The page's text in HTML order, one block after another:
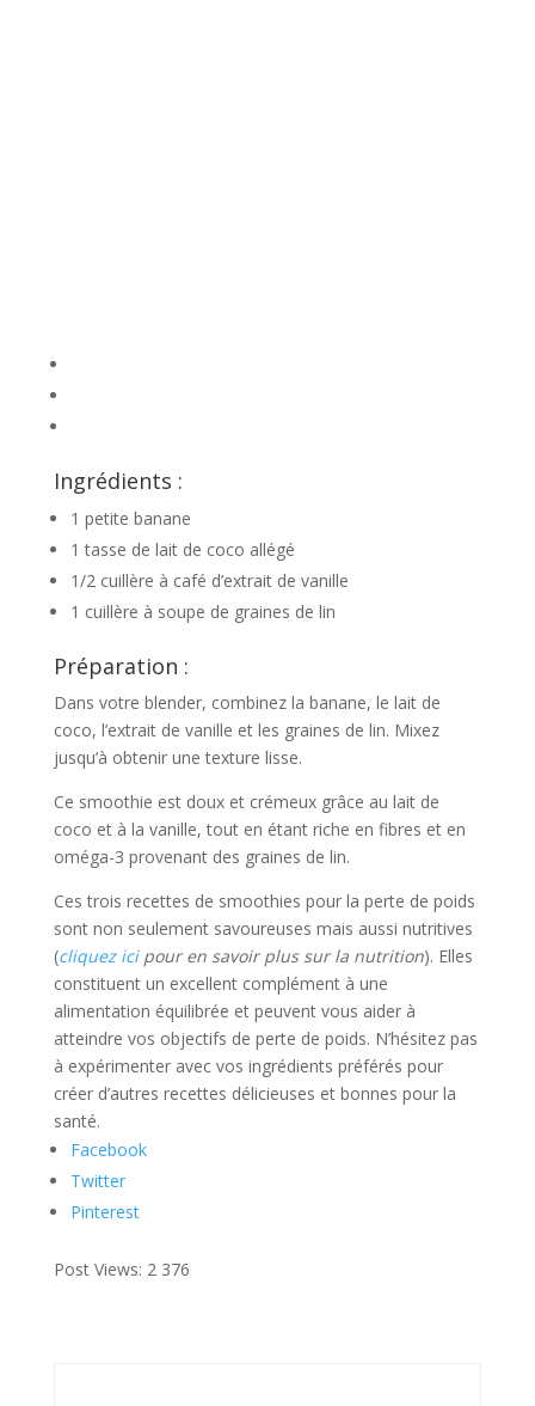
Ingrédients :
1 petite banane
1 tasse de lait de coco allégé
1/2 cuillère à café d’extrait de vanille
1 cuillère à soupe de graines de lin
Préparation :
Dans votre blender, combinez la banane, le lait de
coco, l’extrait de vanille et les graines de lin. Mixez
jusqu’à obtenir une texture lisse.
Ce smoothie est doux et crémeux grâce au lait de
coco et à la vanille, tout en étant riche en fibres et en
oméga-3 provenant des graines de lin.
Ces trois recettes de smoothies pour la perte de poids
sont non seulement savoureuses mais aussi nutritives
(cliquez icipour en savoir plus sur la nutrition). Elles
constituent un excellent complément à une
alimentation équilibrée et peuvent vous aider à
atteindre vos objectifs de perte de poids. N’hésitez pas
à expérimenter avec vos ingrédients préférés pour
créer d’autres recettes délicieuses et bonnes pour la
santé.
Facebook
Twitter
Pinterest
Post Views: 2 376